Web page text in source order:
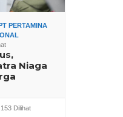
PERTAMINA
Niaga
153 Dilihat